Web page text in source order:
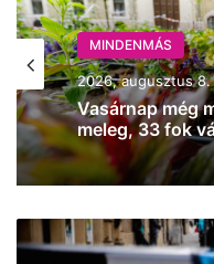
MINDENMÁS
2026, augusztus 8.
Vasárnap még
meleg, 33 fok
Baleset
miatt